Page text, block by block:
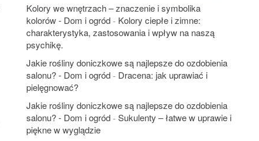
Kolory we wnętrzach – znaczenie i symbolika
kolorów - Dom i ogród - Kolory ciepłe i zimne:
charakterystyka, zastosowania i wpływ na naszą
psychikę.
Jakie rośliny doniczkowe są najlepsze do ozdobienia
salonu? - Dom i ogród - Dracena: jak uprawiać i
pielęgnować?
Jakie rośliny doniczkowe są najlepsze do ozdobienia
salonu? - Dom i ogród - Sukulenty – łatwe w uprawie i
piękne w wyglądzie